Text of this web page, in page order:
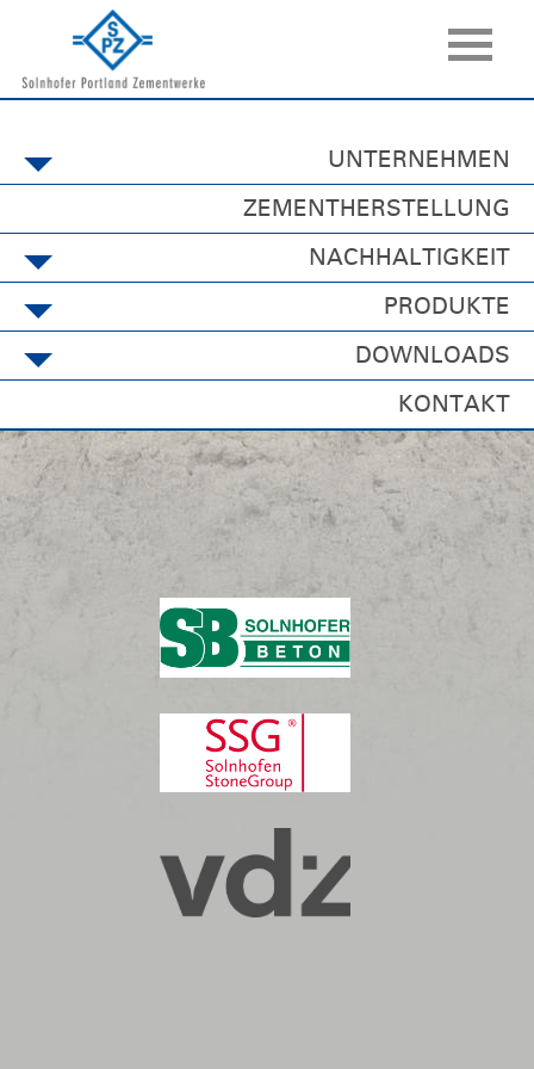
UNTERNEHMEN
ZEMENTHERSTELLUNG
NACHHALTIGKEIT
PRODUKTE
DOWNLOADS
KONTAKT